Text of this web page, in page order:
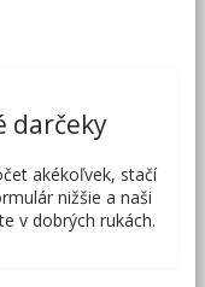
darčeky
akékoľvek, stačí
nižšie a naši
v dobrých rukách.